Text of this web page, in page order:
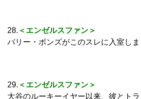
28. ＜エンゼルスファン＞
バリー・ボンズがこのスレに入室しま
29. ＜エンゼルスファン＞
大谷のルーキーイヤー以来、彼とト